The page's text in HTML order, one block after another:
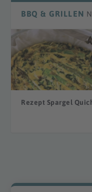
BBQ & GRILLEN
Rezept Spargel